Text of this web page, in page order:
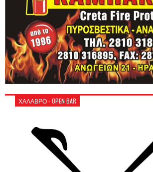
ΧΑΛΑΒΡΟ - OPEN BAR